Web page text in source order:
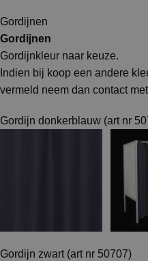
Gordijnen
Gordijnen
Gordijnkleur naar keuze.
Indien bij koop een andere
vermeld neem dan contact
Gordijn donkerblauw (art nr
Gordijn zwart (art nr 50707)